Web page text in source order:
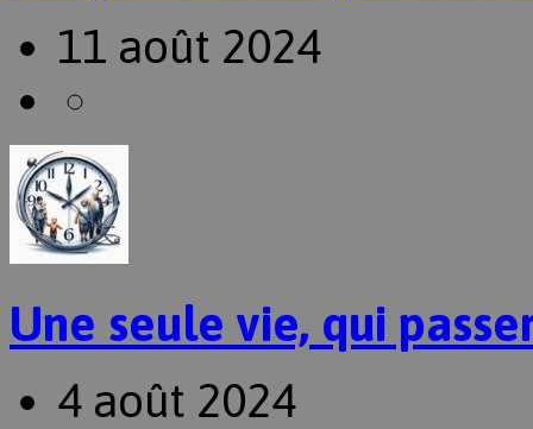
11 août 2024
Une seule vie, qui
4 août 2024